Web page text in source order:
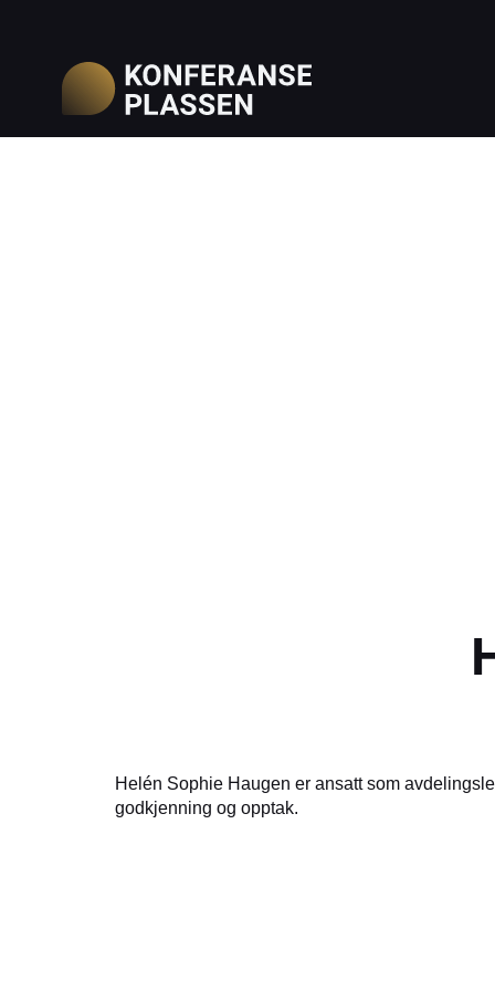
Helén Sophie Haugen er ansatt som
godkjenning og opptak.